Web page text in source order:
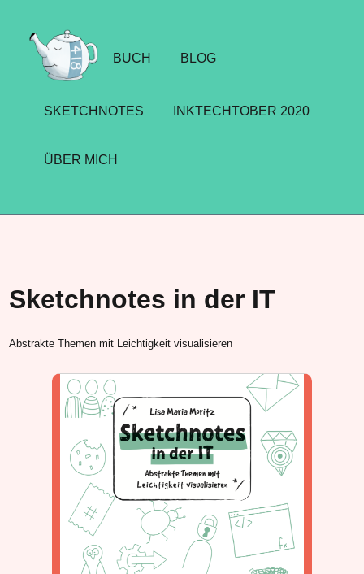
BUCH BLOG
SKETCHNOTES INKTECHTOBER 2020
ÜBER MICH
Sketchnotes in der IT
Abstrakte Themen mit Leichtigkeit visualisieren